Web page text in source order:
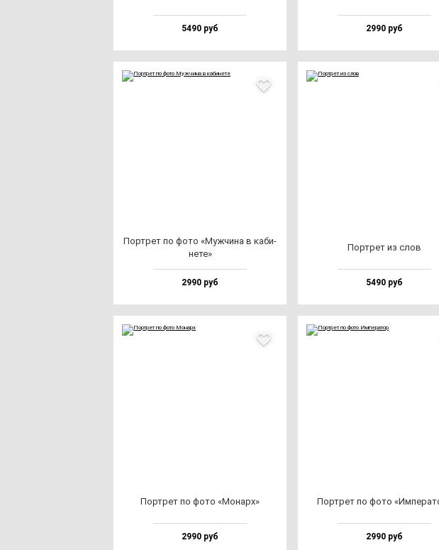
5490 руб 2990 руб
Пор­трет по фо­то «Муж­чи­на в ка­би­
не­те»
2990 руб
Пор­трет из слов
5490 руб
Пор­трет по фо­то «Монарх»
2990 руб
Пор­трет по фо­то
2990 руб